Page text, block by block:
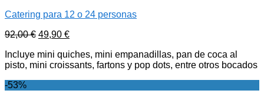
Catering para 12 o 24 personas
92,00€ 49,90 €
Incluye mini quiches, mini empanadillas, pan de coca al
pisto, mini croissants, fartons y pop dots, entre otros bocados
-53%